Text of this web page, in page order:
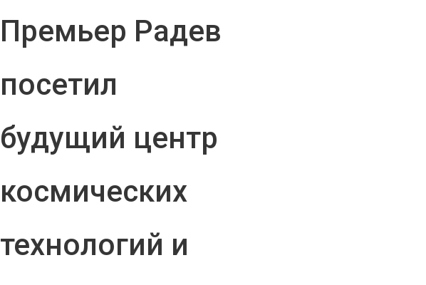
Премьер Радев
посетил
будущий центр
космических
технологий и